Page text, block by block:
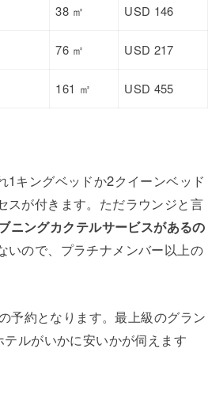
38 ㎡ USD 146
76 ㎡ USD 217
161 ㎡ USD 455
キングベッドか2クイーンベッド
スが付きます。ただラウンジと言
ングカクテルサービスがあるの
いので、プラチナメンバー以上の
予約となります。最上級のグラン
ルがいかに安いかが伺えます